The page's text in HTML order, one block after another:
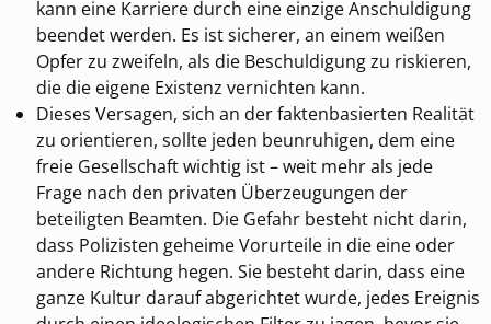
kann eine Karriere durch eine einzige Anschuldigung
beendet werden. Es ist sicherer, an einem weißen
Opfer zu zweifeln, als die Beschuldigung zu riskieren,
die die eigene Existenz vernichten kann.
Dieses Versagen, sich an der faktenbasierten Realität
zu orientieren, sollte jeden beunruhigen, dem eine
freie Gesellschaft wichtig ist – weit mehr als jede
Frage nach den privaten Überzeugungen der
beteiligten Beamten. Die Gefahr besteht nicht darin,
dass Polizisten geheime Vorurteile in die eine oder
andere Richtung hegen. Sie besteht darin, dass eine
ganze Kultur darauf abgerichtet wurde, jedes Ereignis